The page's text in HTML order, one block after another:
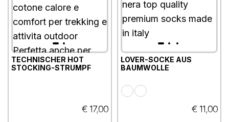
TECHNISCHER HOT
STOCKING-STRUMPF
€ 17,00
LOVER-SOCKE AUS
BAUMWOLLE
€ 11,00